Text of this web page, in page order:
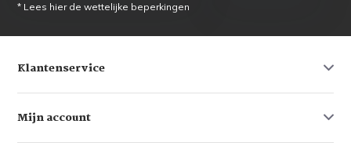
* Lees hier de wettelijke beperkingen
Klantenservice
Mijn account